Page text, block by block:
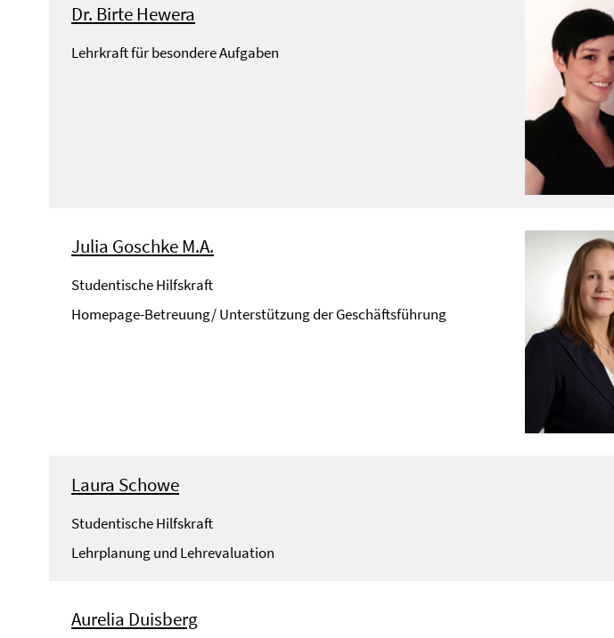
Dr. Birte Hewera
Lehrkraft für besondere Aufgaben
Julia Goschke M.A.
Studentische Hilfskraft
Homepage-Betreuung/ Unterstützung der Geschäftsführung
Laura Schowe
Studentische Hilfskraft
Lehrplanung und Lehrevaluation
Aurelia Duisberg